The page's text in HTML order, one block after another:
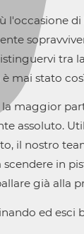
l'occasione di
tra
mai stato
la maggior
assoluto.
il nostro
in
già alla
ed esci